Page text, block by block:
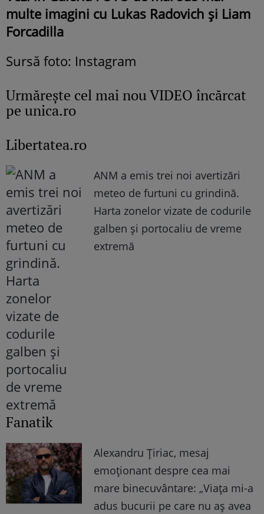
multe imagini cu Lukas Radovich și Liam
Forcadilla
Sursă foto: Instagram
Urmăreşte cel mai nou VIDEO încărcat
pe unica.ro
Libertatea.ro
ANM a emis trei noi avertizări
meteo de furtuni cu grindină.
Harta zonelor vizate de codurile
galben și portocaliu de vreme
extremă
Fanatik
Alexandru Țiriac, mesaj
emoționant despre cea mai
mare binecuvântare: „Viața mi-a
adus bucurii pe care nu aș avea